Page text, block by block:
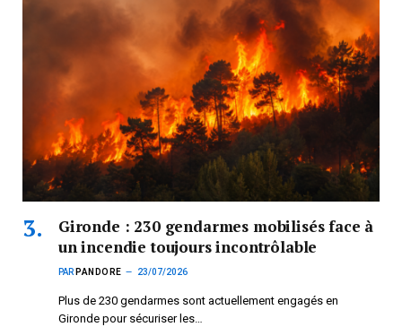
Gironde : 230 gendarmes mobilisés face à
un incendie toujours incontrôlable
PAR PANDORE 23/07/2026
Plus de 230 gendarmes sont actuellement engagés en
Gironde pour sécuriser les…